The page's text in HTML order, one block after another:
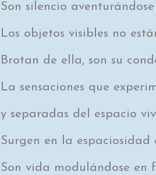
Son silencio
Los objetos visibles no
Brotan de ella, son su
La sensaciones que
y separadas del espacio
Surgen en la
Son vida modulándose en